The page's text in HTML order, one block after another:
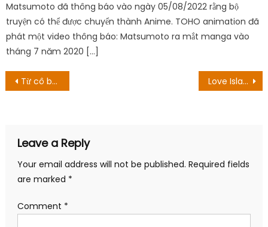
Matsumoto đã thông báo vào ngày 05/08/2022 rằng bộ
truyện có thể được chuyển thành Anime. TOHO animation đã
phát một video thông báo: Matsumoto ra mắt manga vào
tháng 7 năm 2020 […]
Post
Từ cô bé tomboy niềng răng đến mỹ nhân đắt giá thế hệ mới Love Island Season 8 – Tập 38 Ngày phát triển: Cặp đôi Adam và Paige sẽ hứa hò?
Leave a Reply
Your email address will not be published. Required fields
are marked *
Comment *